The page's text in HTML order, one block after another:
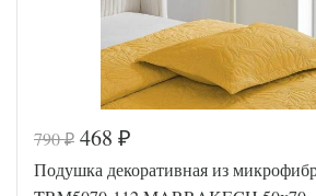
Код товара
Артикул
TT114608
790₽ 468 ₽
Подушка декоративная из